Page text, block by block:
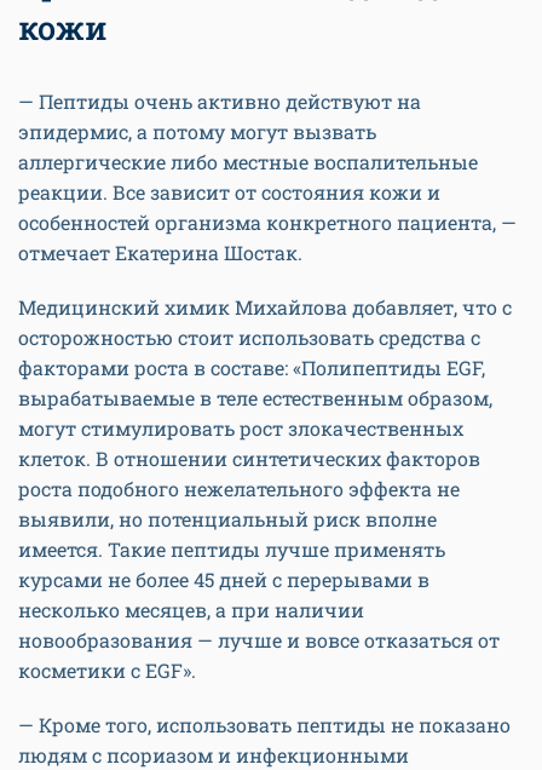
кожи
— Пептиды очень активно действуют на
эпидермис, а потому могут вызвать
аллергические либо местные воспалительные
реакции. Все зависит от состояния кожи и
особенностей организма конкретного пациента, —
отмечает Екатерина Шостак.
Медицинский химик Михайлова добавляет, что с
осторожностью стоит использовать средства с
факторами роста в составе: «Полипептиды EGF,
вырабатываемые в теле естественным образом,
могут стимулировать рост злокачественных
клеток. В отношении синтетических факторов
роста подобного нежелательного эффекта не
выявили, но потенциальный риск вполне
имеется. Такие пептиды лучше применять
курсами не более 45 дней с перерывами в
несколько месяцев, а при наличии
новообразования — лучше и вовсе отказаться от
косметики с EGF».
— Кроме того, использовать пептиды не показано
людям с псориазом и инфекционными